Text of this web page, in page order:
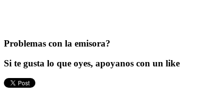
Problemas con la emisora?
Si te gusta lo que oyes, apoyanos con un like